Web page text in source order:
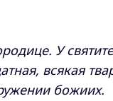
У
всякая
божиих.